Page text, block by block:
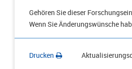
Gehören Sie dieser
Wenn Sie Änderungswünsche
Drucken